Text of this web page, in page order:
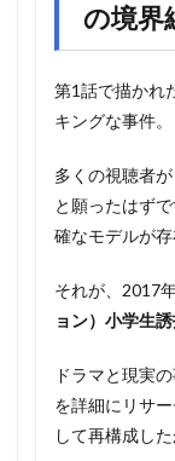
の境界
第1話で描かれ
キングな事件。
多くの視聴者
と願ったはず
確なモデルが存
それが、2017
ョン）小学生誘
ドラマと現実
を詳細にリサ
して再構成し